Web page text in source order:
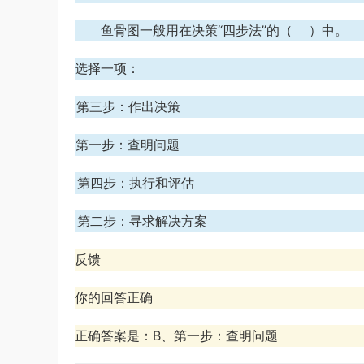
鱼骨图一般用在决策“四步法”的（ ）中。
选择一项：
A、第三步：作出决策
B、第一步：查明问题
C、第四步：执行和评估
D、第二步：寻求解决方案
反馈
你的回答正确
正确答案是：B、第一步：查明问题
《行测》三卷答案及解析